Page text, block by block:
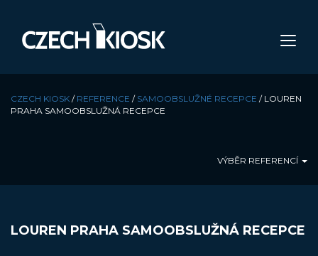
CZECH KIOSK / REFERENCE / SAMOOBSLUŽNÉ RECEPCE / LOUREN
PRAHA SAMOOBSLUŽNÁ RECEPCE
VÝBĚR REFERENCÍ
LOUREN PRAHA SAMOOBSLUŽNÁ RECEPCE